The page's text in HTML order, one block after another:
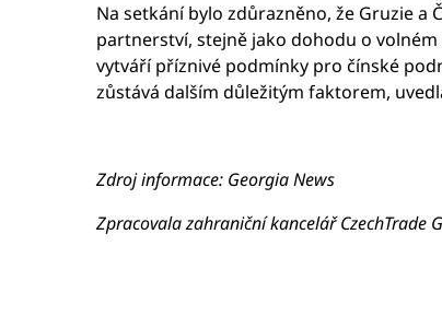
Na setkání bylo zdůrazněno, že Gruzie a
partnerství, stejně jako dohodu o
vytváří příznivé podmínky pro čínské
zůstává dalším důležitým faktorem,
Zdroj informace: Georgia News
Zpracovala zahraniční kancelář CzechTrade